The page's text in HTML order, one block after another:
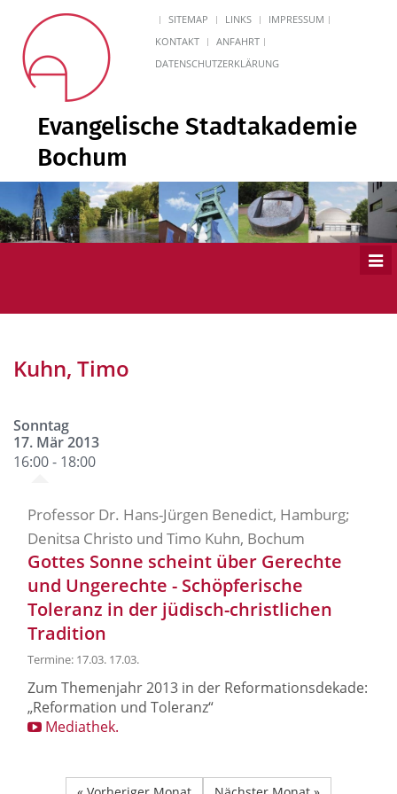
SITEMAP LINKS
IMPRESSUM
KONTAKT
ANFAHRT
DATENSCHUTZERKLÄRUNG
Evangelische Stadtakademie
Bochum
Kuhn, Timo
Sonntag
17. Mär 2013
16:00 - 18:00
Professor Dr. Hans-Jürgen Benedict, Hamburg;
Denitsa Christo und Timo Kuhn, Bochum
Gottes Sonne scheint über Gerechte
und Ungerechte - Schöpferische
Toleranz in der jüdisch-christlichen
Tradition
Termine: 17.03. 17.03.
Zum Themenjahr 2013 in der Reformationsdekade:
„Reformation und Toleranz“
Mediathek.